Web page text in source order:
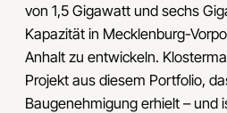
von 1,5 Gigawatt und sechs
Kapazität in Mecklenburg-
Anhalt zu entwickeln.
Projekt aus diesem Portfolio,
Baugenehmigung erhielt – und